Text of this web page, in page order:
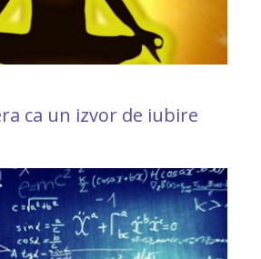
ca un izvor de iubire